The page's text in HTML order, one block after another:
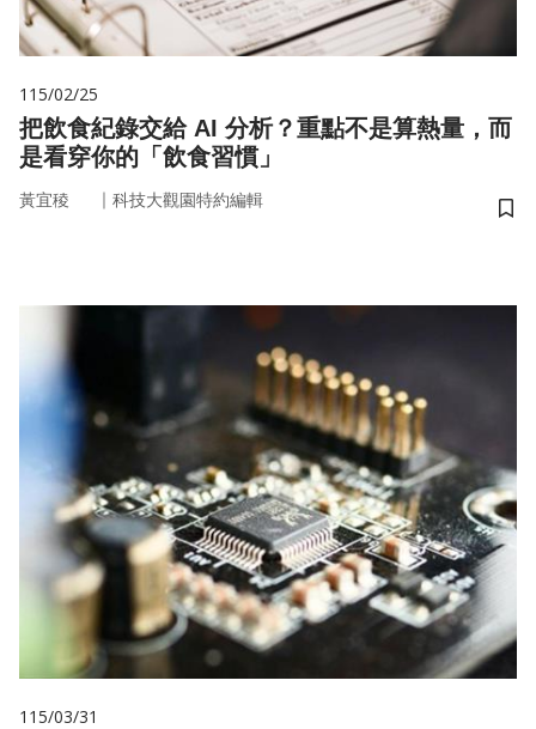
115/02/25
把飲食紀錄交給 AI 分析？重點不是算熱量，而
是看穿你的「飲食習慣」
黃宜稜 ｜ 科技大觀園特約編輯
儲
115/03/31